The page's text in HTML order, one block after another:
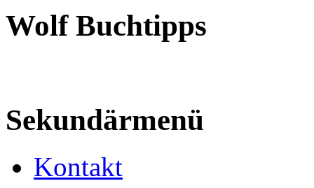
Wolf Buchtipps
Sekundärmenü
Kontakt